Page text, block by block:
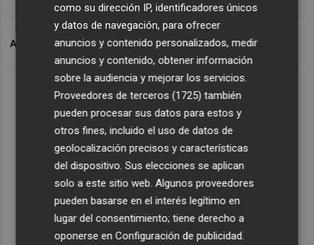
ARCHIVADO EN EXPORTACIONES
como su dirección IP, identificadores únicos
y datos de navegación, para ofrecer
anuncios y contenido personalizados, medir
anuncios y contenido, obtener información
sobre la audiencia y mejorar los servicios.
Proveedores de terceros (1725) también
pueden procesar sus datos para estos y
otros fines, incluido el uso de datos de
geolocalización precisos y características
del dispositivo. Sus elecciones se aplican
solo a este sitio web. Algunos proveedores
pueden basarse en el interés legítimo en
lugar del consentimiento; tiene derecho a
oponerse enConfiguración de publicidad